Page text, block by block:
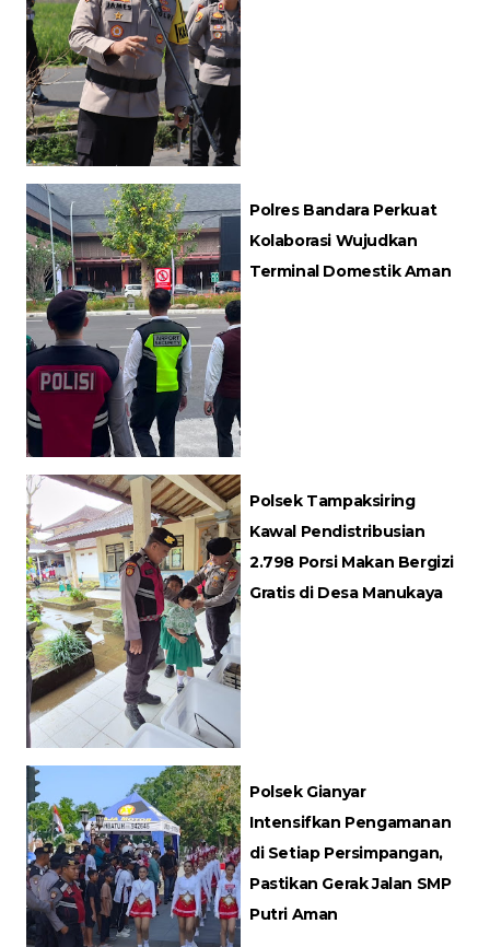
Polres Bandara Perkuat
Kolaborasi Wujudkan
Terminal Domestik Aman
Polsek Tampaksiring
Kawal Pendistribusian
2.798 Porsi Makan Bergizi
Gratis di Desa Manukaya
Polsek Gianyar
Intensifkan Pengamanan
di Setiap Persimpangan,
Pastikan Gerak Jalan SMP
Putri Aman